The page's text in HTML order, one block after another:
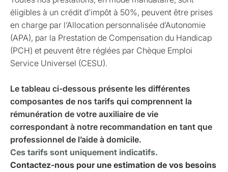
éligibles à un crédit d’impôt à 50%, peuvent être prises
en charge par l’Allocation personnalisée d’Autonomie
(APA), par la Prestation de Compensation du Handicap
(PCH) et peuvent être réglées par Chèque Emploi
Service Universel (CESU).
Le tableau ci-dessous présente les différentes
composantes de nos tarifs qui comprennent la
rémunération de votre auxiliaire de vie
correspondant à notre recommandation en tant que
professionnel de l’aide à domicile.
Ces tarifs sont uniquement indicatifs.
Contactez-nous pour une estimation de vos besoins